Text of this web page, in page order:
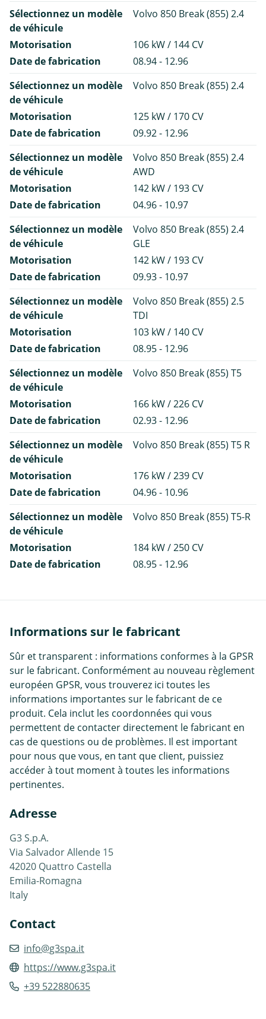
Sélectionnez un modèle
de véhicule
Volvo 850 Break (855) 2.4
Motorisation
106 kW / 144 CV
Date de fabrication
08.94 - 12.96
Sélectionnez un modèle
de véhicule
Volvo 850 Break (855) 2.4
Motorisation
125 kW / 170 CV
Date de fabrication
09.92 - 12.96
Sélectionnez un modèle
de véhicule
Volvo 850 Break (855) 2.4
AWD
Motorisation
142 kW / 193 CV
Date de fabrication
04.96 - 10.97
Sélectionnez un modèle
de véhicule
Volvo 850 Break (855) 2.4
GLE
Motorisation
142 kW / 193 CV
Date de fabrication
09.93 - 10.97
Sélectionnez un modèle
de véhicule
Volvo 850 Break (855) 2.5
TDI
Motorisation
103 kW / 140 CV
Date de fabrication
08.95 - 12.96
Sélectionnez un modèle
de véhicule
Volvo 850 Break (855) T5
Motorisation
166 kW / 226 CV
Date de fabrication
02.93 - 12.96
Sélectionnez un modèle
de véhicule
Volvo 850 Break (855) T5 R
Motorisation
176 kW / 239 CV
Date de fabrication
04.96 - 10.96
Sélectionnez un modèle
de véhicule
Volvo 850 Break (855) T5-R
Motorisation
184 kW / 250 CV
Date de fabrication
08.95 - 12.96
Informations sur le fabricant
Sûr et transparent : informations conformes à la GPSR
sur le fabricant. Conformément au nouveau règlement
européen GPSR, vous trouverez ici toutes les
informations importantes sur le fabricant de ce
produit. Cela inclut les coordonnées qui vous
permettent de contacter directement le fabricant en
cas de questions ou de problèmes. Il est important
pour nous que vous, en tant que client, puissiez
accéder à tout moment à toutes les informations
pertinentes.
Adresse
G3 S.p.A.
Via Salvador Allende 15
42020 Quattro Castella
Emilia-Romagna
Italy
Contact
info@g3spa.it
https://www.g3spa.it
+39 522880635